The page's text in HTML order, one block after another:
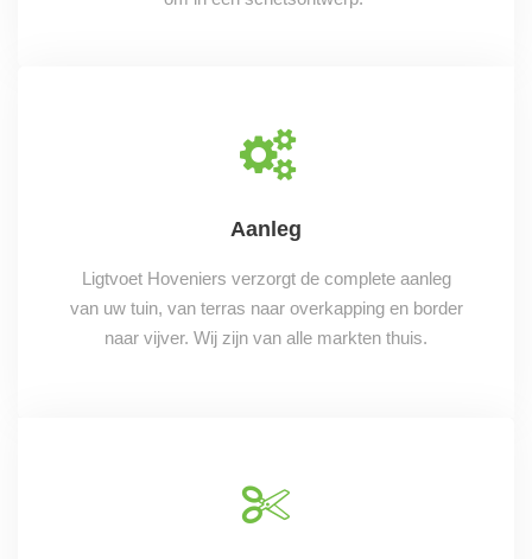
Aanleg
Ligtvoet Hoveniers verzorgt de complete aanleg
van uw tuin, van terras naar overkapping en border
naar vijver. Wij zijn van alle markten thuis.